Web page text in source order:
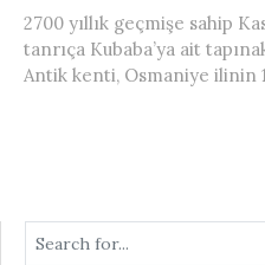
2700 yıllık geçmişe sahip
tanrıça Kubaba’ya ait
Antik kenti, Osmaniye ilinin